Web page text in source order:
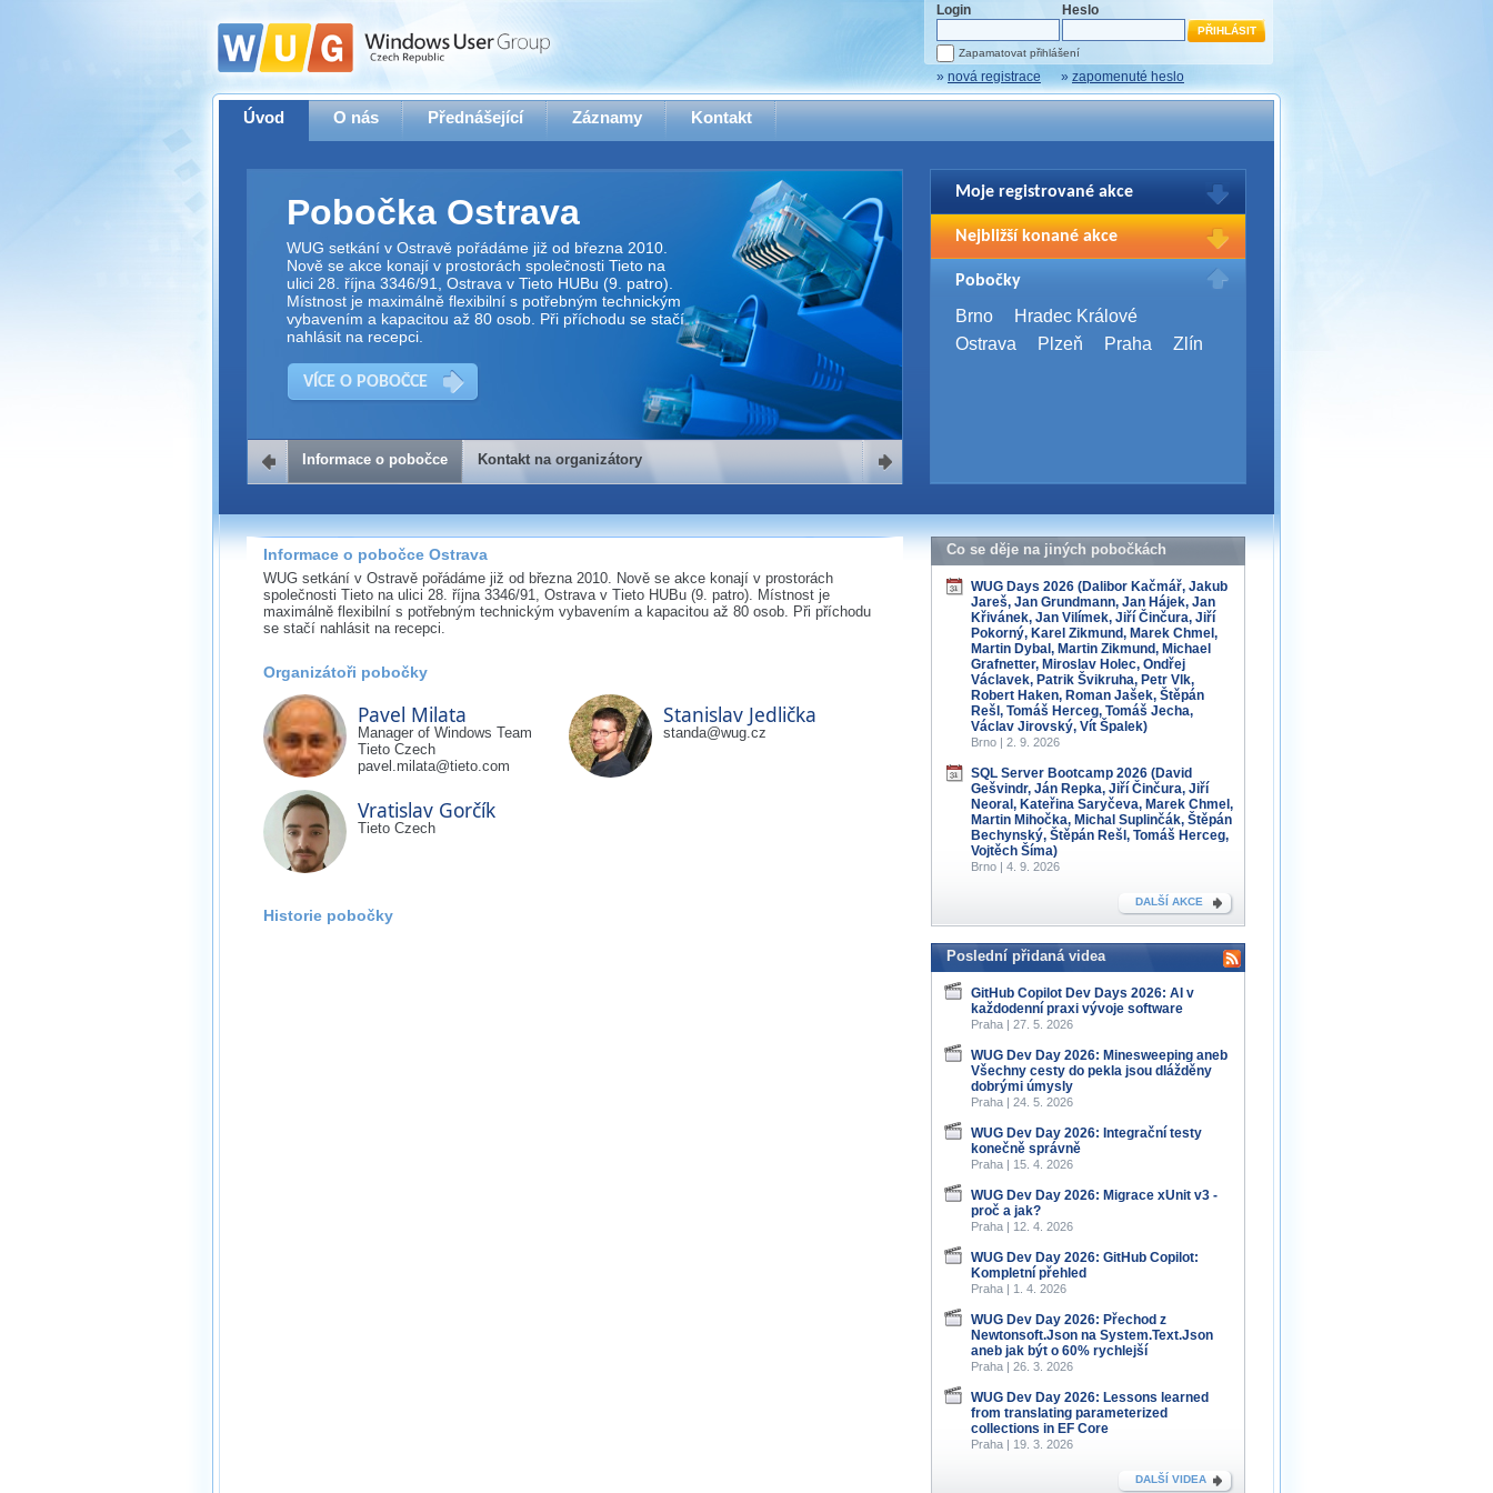
Login Heslo
Zapamatovat přihlášení
» nová registrace » zapomenuté heslo
Úvod O nás Přednášející Záznamy Kontakt
Pobočka Ostrava
WUG setkání v Ostravě pořádáme již od března 2010.
Nově se akce konají v prostorách společnosti Tieto na
ulici 28. října 3346/91, Ostrava v Tieto HUBu (9. patro).
Místnost je maximálně flexibilní s potřebným technickým
vybavením a kapacitou až 80 osob. Při příchodu se stačí
nahlásit na recepci.
VÍCE O POBOČCE
Kontakt na organizátory
Pokud máte jakýkoliv dotaz na organizátory této
pobočky, prosím neváhejte nás kontaktovat na e-mailu:
ostrava@wug.cz
Informace o pobočce Kontakt na organizátory
Moje registrované akce
Pro zobrazení Vašich registrací na akce
se prosím přihlašte.
Nejbližší konané akce
WUG Days 2026
4. 9. 2026,Brno
SQL Server Bootcamp 2026
Pobočky
Brno
Hradec Králové
Ostrava
Plzeň Praha Zlín
Informace o pobočce Ostrava
WUG setkání v Ostravě pořádáme již od března 2010. Nově se akce konají v prostorách
společnosti Tieto na ulici 28. října 3346/91, Ostrava v Tieto HUBu (9. patro). Místnost je
maximálně flexibilní s potřebným technickým vybavením a kapacitou až 80 osob. Při příchodu
se stačí nahlásit na recepci.
Organizátoři pobočky
Pavel Milata
Manager of Windows Team
Tieto Czech
pavel.milata@tieto.com
Stanislav Jedlička
standa@wug.cz
Vratislav Gorčík
Tieto Czech
Historie pobočky
Co se děje na jiných pobočkách
WUG Days 2026 (Dalibor Kačmář, Jakub
Jareš, Jan Grundmann, Jan Hájek, Jan
Křivánek, Jan Vilímek, Jiří Činčura, Jiří
Pokorný, Karel Zikmund, Marek Chmel,
Martin Dybal, Martin Zikmund, Michael
Grafnetter, Miroslav Holec, Ondřej
Václavek, Patrik Švikruha, Petr Vlk,
Robert Haken, Roman Jašek, Štěpán
Rešl, Tomáš Herceg, Tomáš Jecha,
Václav Jirovský, Vít Špalek)
Brno | 2. 9. 2026
SQL Server Bootcamp 2026 (David
Gešvindr, Ján Repka, Jiří Činčura, Jiří
Neoral, Kateřina Saryčeva, Marek Chmel,
Martin Mihočka, Michal Suplinčák, Štěpán
Bechynský, Štěpán Rešl, Tomáš Herceg,
Vojtěch Šíma)
Brno | 4. 9. 2026
DALŠÍ AKCE
Poslední přidaná videa
GitHub Copilot Dev Days 2026: AI v
každodenní praxi vývoje software
Praha | 27. 5. 2026
WUG Dev Day 2026: Minesweeping aneb
Všechny cesty do pekla jsou dlážděny
dobrými úmysly
Praha | 24. 5. 2026
WUG Dev Day 2026: Integrační testy
konečně správně
Praha | 15. 4. 2026
WUG Dev Day 2026: Migrace xUnit v3 -
proč a jak?
Praha | 12. 4. 2026
WUG Dev Day 2026: GitHub Copilot:
Kompletní přehled
Praha | 1. 4. 2026
WUG Dev Day 2026: Přechod z
Newtonsoft.Json na System.Text.Json
aneb jak být o 60% rychlejší
Praha | 26. 3. 2026
WUG Dev Day 2026: Lessons learned
from translating parameterized
collections in EF Core
Praha | 19. 3. 2026
DALŠÍ VIDEA